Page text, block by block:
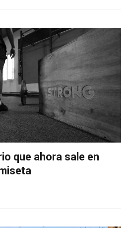
que ahora sale en